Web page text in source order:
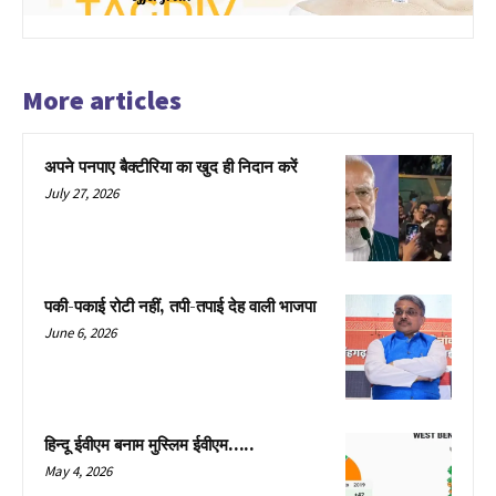
More articles
अपने पनपाए बैक्टीरिया का खुद ही निदान करें
July 27, 2026
पकी-पकाई रोटी नहीं, तपी-तपाई देह वाली भाजपा
June 6, 2026
हिन्दू ईवीएम बनाम मुस्लिम ईवीएम…..
May 4, 2026